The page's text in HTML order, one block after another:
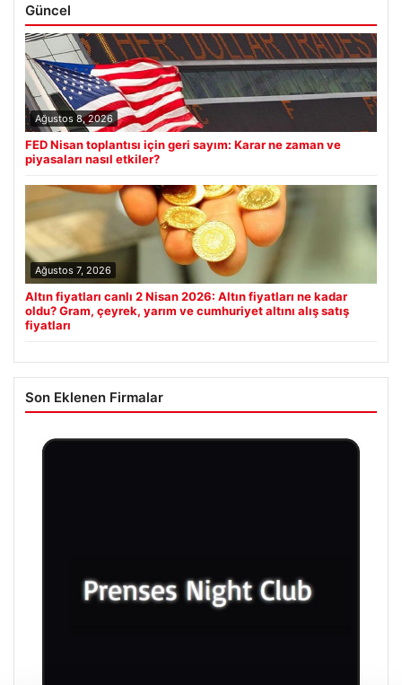
Güncel
Ağustos 8, 2026
FED Nisan toplantısı için geri sayım: Karar ne zaman ve
piyasaları nasıl etkiler?
Ağustos 7, 2026
Altın fiyatları canlı 2 Nisan 2026: Altın fiyatları ne kadar
oldu? Gram, çeyrek, yarım ve cumhuriyet altını alış satış
fiyatları
Son Eklenen Firmalar